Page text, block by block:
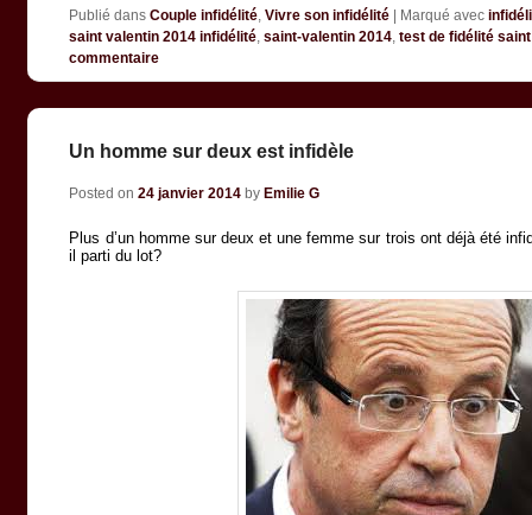
Publié dans Couple infidélité,Vivre son infidélité Marqué avec
saint valentin 2014 infidélité,saint-valentin 2014,test de fidélité
commentaire
Un homme sur deux est infidèle
Posted on24 janvier 2014 by Emilie G
Plus d’un homme sur deux et une femme sur trois ont déjà été
il parti du lot?